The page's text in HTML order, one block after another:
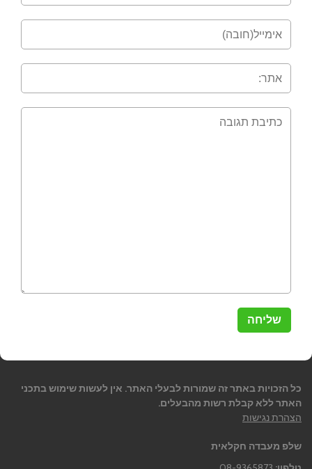
כל הזכויות באתר זה שמורות לבעלי האתר. אין לעשות שימוש בתכני
האתר ללא קבלת רשות מהבעלים.
הצהרת נגישות
שלפ מעבדה חקלאית